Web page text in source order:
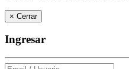
× Cerrar
Ingresar